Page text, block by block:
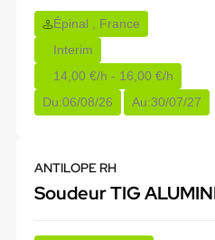
Épinal , France
Interim
14,00 €/h - 16,00 €/h
Du:06/08/26 Au:30/07/27
ANTILOPE RH
Soudeur TIG